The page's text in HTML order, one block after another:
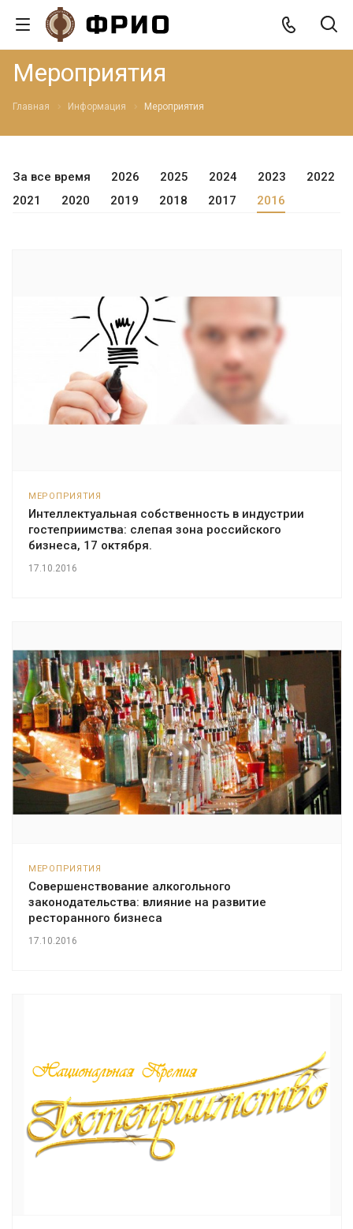
Мероприятия
Главная Информация Мероприятия
За все время 2026 2025 2024 2023
2022
2021
2020 2019 2018 2017 2016
МЕРОПРИЯТИЯ
Интеллектуальная собственность в индустрии
гостеприимства: слепая зона российского
бизнеса, 17 октября.
17.10.2016
МЕРОПРИЯТИЯ
Совершенствование алкогольного
законодательства: влияние на развитие
ресторанного бизнеса
17.10.2016